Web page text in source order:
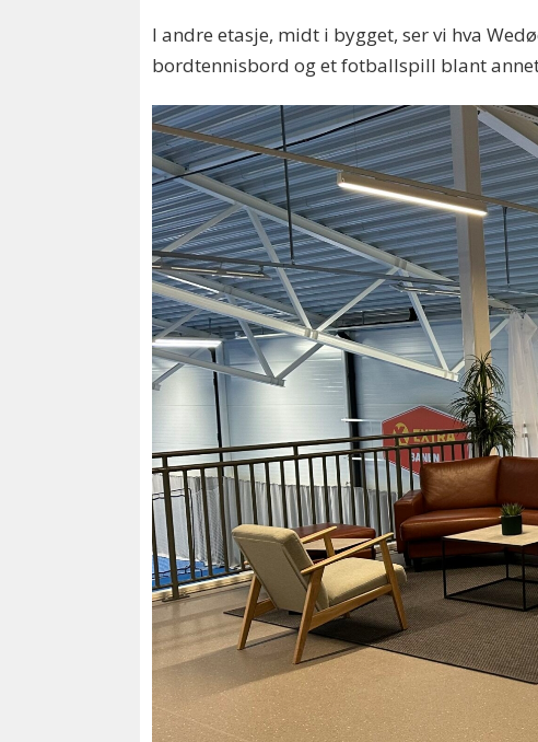
I andre etasje, midt i bygget, ser vi hva
bordtennisbord og et fotballspill blant